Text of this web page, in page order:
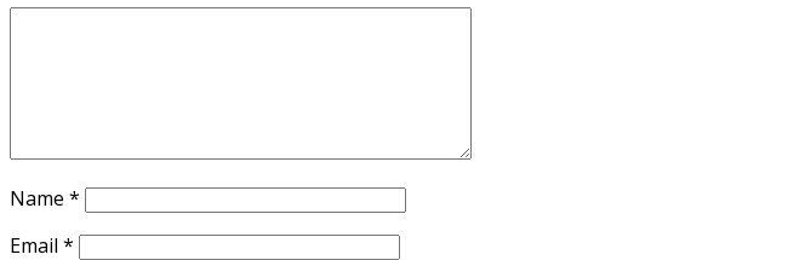
Name *
Email *